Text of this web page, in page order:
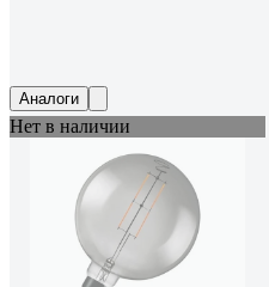
Аналоги
Нет в наличии